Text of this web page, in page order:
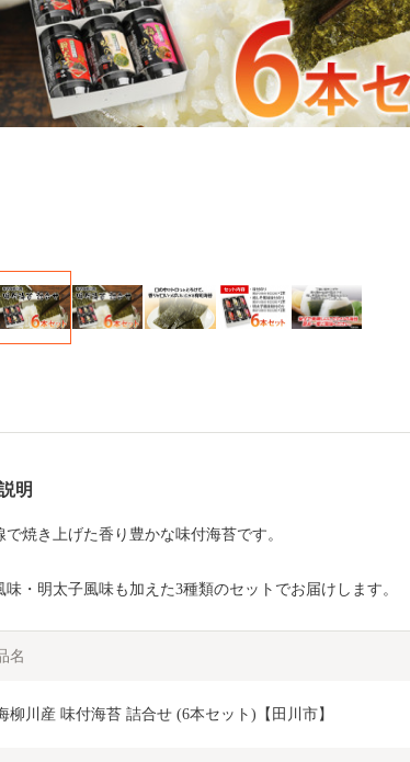
明
で焼き上げた香り豊かな味付海苔です。
味・明太子風味も加えた3種類のセットでお届けします。
名
柳川産 味付海苔 詰合せ (6本セット)【田川市】